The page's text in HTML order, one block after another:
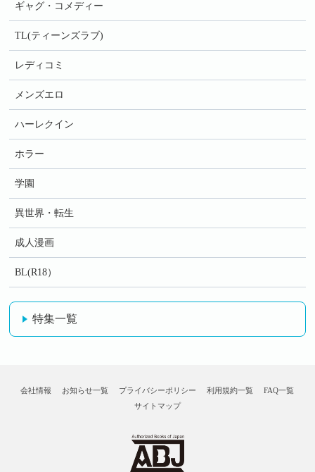
ギャグ・コメディー
TL(ティーンズラブ)
レディコミ
メンズエロ
ハーレクイン
ホラー
学園
異世界・転生
成人漫画
BL(R18）
特集一覧
会社情報 お知らせ一覧 プライバシーポリシー 利用規約一覧
FAQ一覧
サイトマップ